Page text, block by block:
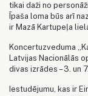
tikai daži no
Īpaša loma būs arī
ir Mazā Kartupeļa
Koncertuzveduma
Latvijas Nacionālās
divas izrādes – 3. un
Iestudējumu, kas ir